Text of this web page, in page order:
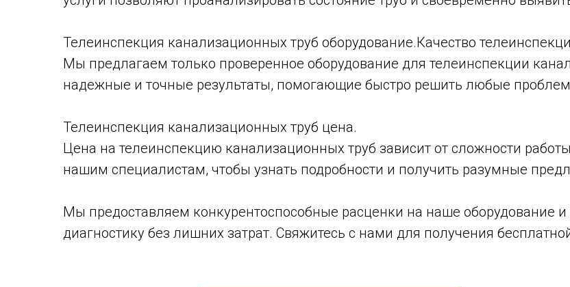
Телеинспекция канализационных труб оборудование.Качество
Мы предлагаем только проверенное оборудование для телеинспекции
надежные и точные результаты, помогающие быстро решить любые
Телеинспекция канализационных труб цена.
Цена на телеинспекцию канализационных труб зависит от сложности
нашим специалистам, чтобы узнать подробности и получить разумные
Мы предоставляем конкурентоспособные расценки на наше оборудование и
диагностику без лишних затрат. Свяжитесь с нами для получения